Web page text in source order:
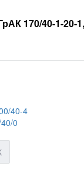
170/40-1-20-
40-4
0